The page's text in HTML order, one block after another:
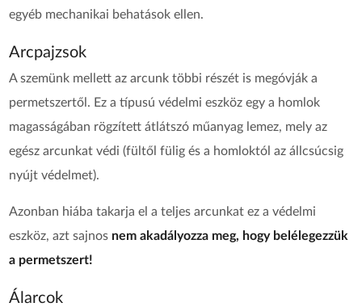
egyéb mechanikai behatások ellen.
Arcpajzsok
A szemünk mellett az arcunk többi részét is megóvják a
permetszertől. Ez a típusú védelmi eszköz egy a homlok
magasságában rögzített átlátszó műanyag lemez, mely az
egész arcunkat védi (fültől fülig és a homloktól az állcsúcsig
nyújt védelmet).
Azonban hiába takarja el a teljes arcunkat ez a védelmi
eszköz, azt sajnos nem akadályozza meg, hogy belélegezzük
a permetszert!
Álarcok